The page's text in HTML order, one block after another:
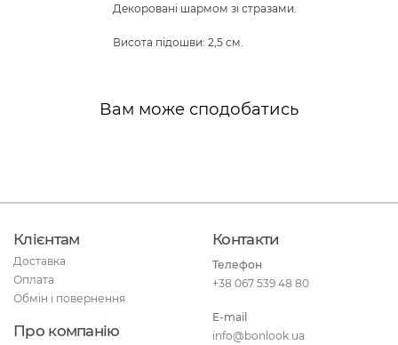
Декоровані шармом зі стразами.
Висота підошви: 2,5 см.
Вам може сподобатись
Клієнтам
Доставка
Оплата
Обмін і повернення
Про компанію
Контакти
Телефон
+38 067 539 48 80
E-mail
info@bonlook.ua